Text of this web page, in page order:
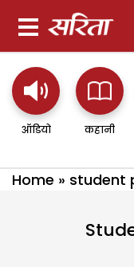
ऑडियो कहानी
Home » student